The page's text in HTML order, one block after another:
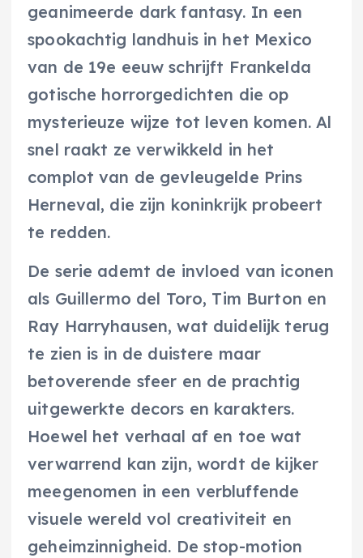
geanimeerde dark fantasy. In een
spookachtig landhuis in het Mexico
van de 19e eeuw schrijft Frankelda
gotische horrorgedichten die op
mysterieuze wijze tot leven komen. Al
snel raakt ze verwikkeld in het
complot van de gevleugelde Prins
Herneval, die zijn koninkrijk probeert
te redden.
De serie ademt de invloed van iconen
als Guillermo del Toro, Tim Burton en
Ray Harryhausen, wat duidelijk terug
te zien is in de duistere maar
betoverende sfeer en de prachtig
uitgewerkte decors en karakters.
Hoewel het verhaal af en toe wat
verwarrend kan zijn, wordt de kijker
meegenomen in een verbluffende
visuele wereld vol creativiteit en
geheimzinnigheid. De stop-motion